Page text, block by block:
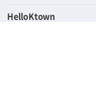
HelloKtown